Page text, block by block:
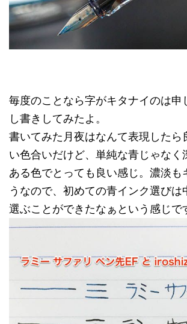
毎度のことなら字がキタナイのは申
し書きしてみたよ。
書いてみた月夜はなんて表現したら
い色合いだけど、単純な青じゃなく
ある色でとっても良い感じ。濃淡も
うなので、初めての青インク選びは
選ぶことができたなぁという感じで